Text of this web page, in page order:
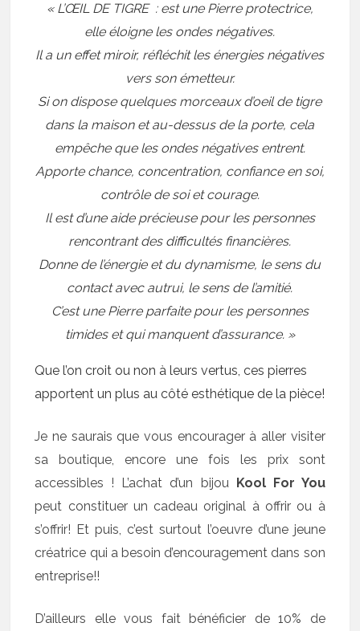
« L’ŒIL DE TIGRE : est une Pierre protectrice,
elle éloigne les ondes négatives.
Il a un effet miroir, réfléchit les énergies négatives
vers son émetteur.
Si on dispose quelques morceaux d’oeil de tigre
dans la maison et au-dessus de la porte, cela
empêche que les ondes négatives entrent.
Apporte chance, concentration, confiance en soi,
contrôle de soi et courage.
Il est d’une aide précieuse pour les personnes
rencontrant des difficultés financières.
Donne de l’énergie et du dynamisme, le sens du
contact avec autrui, le sens de l’amitié.
C’est une Pierre parfaite pour les personnes
timides et qui manquent d’assurance. »
Que l’on croit ou non à leurs vertus, ces pierres
apportent un plus au côté esthétique de la pièce!
Je ne saurais que vous encourager à aller visiter
sa boutique, encore une fois les prix sont
accessibles ! L’achat d’un bijou
Kool For You
peut constituer un cadeau original à offrir ou à
s’offrir! Et puis, c’est surtout l’oeuvre d’une jeune
créatrice qui a besoin d’encouragement dans son
entreprise!!
D’ailleurs elle vous fait bénéficier de 10% de